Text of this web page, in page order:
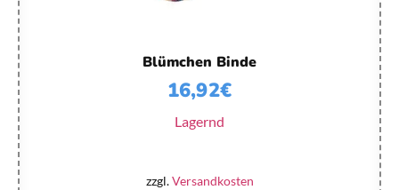
Blümchen Binde
16,92€
Lagernd
zzgl.Versandkosten